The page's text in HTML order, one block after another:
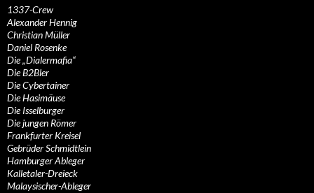
1337-Crew
Alexander Hennig
Christian Müller
Daniel Rosenke
Die „Dialermafia“
Die B2Bler
Die Cybertainer
Die Hasimäuse
Die Isselburger
Die jungen Römer
Frankfurter Kreisel
Gebrüder Schmidtlein
Hamburger Ableger
Kalletaler-Dreieck
Malaysischer-Ableger